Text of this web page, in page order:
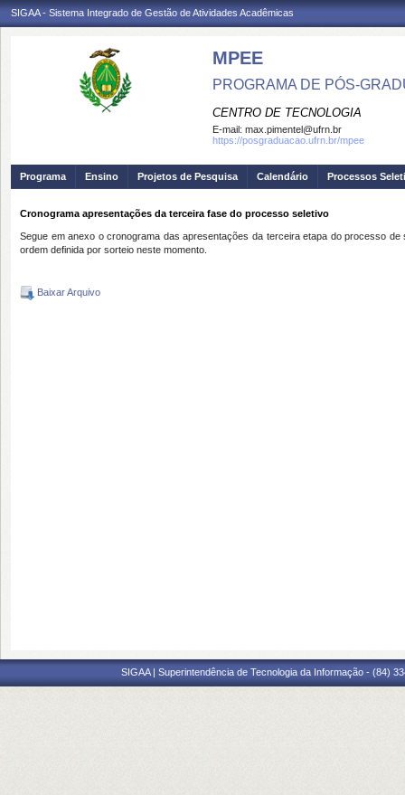
SIGAA - Sistema Integrado de Gestão de Atividades Acadêmicas
MPEE
PROGRAMA DE PÓS-
CENTRO DE TECNOLOGIA
E-mail: max.pimentel@ufrn.br
https://posgraduacao.ufrn.br/mpee
Programa Ensino Projetos de Pesquisa Calendário Processos
Cronograma apresentações da terceira fase do processo seletivo
Segue em anexo o cronograma das apresentações da terceira etapa do processo
ordem definida por sorteio neste momento.
Baixar Arquivo
SIGAA | Superintendência de Tecnologia da Informação - (84)